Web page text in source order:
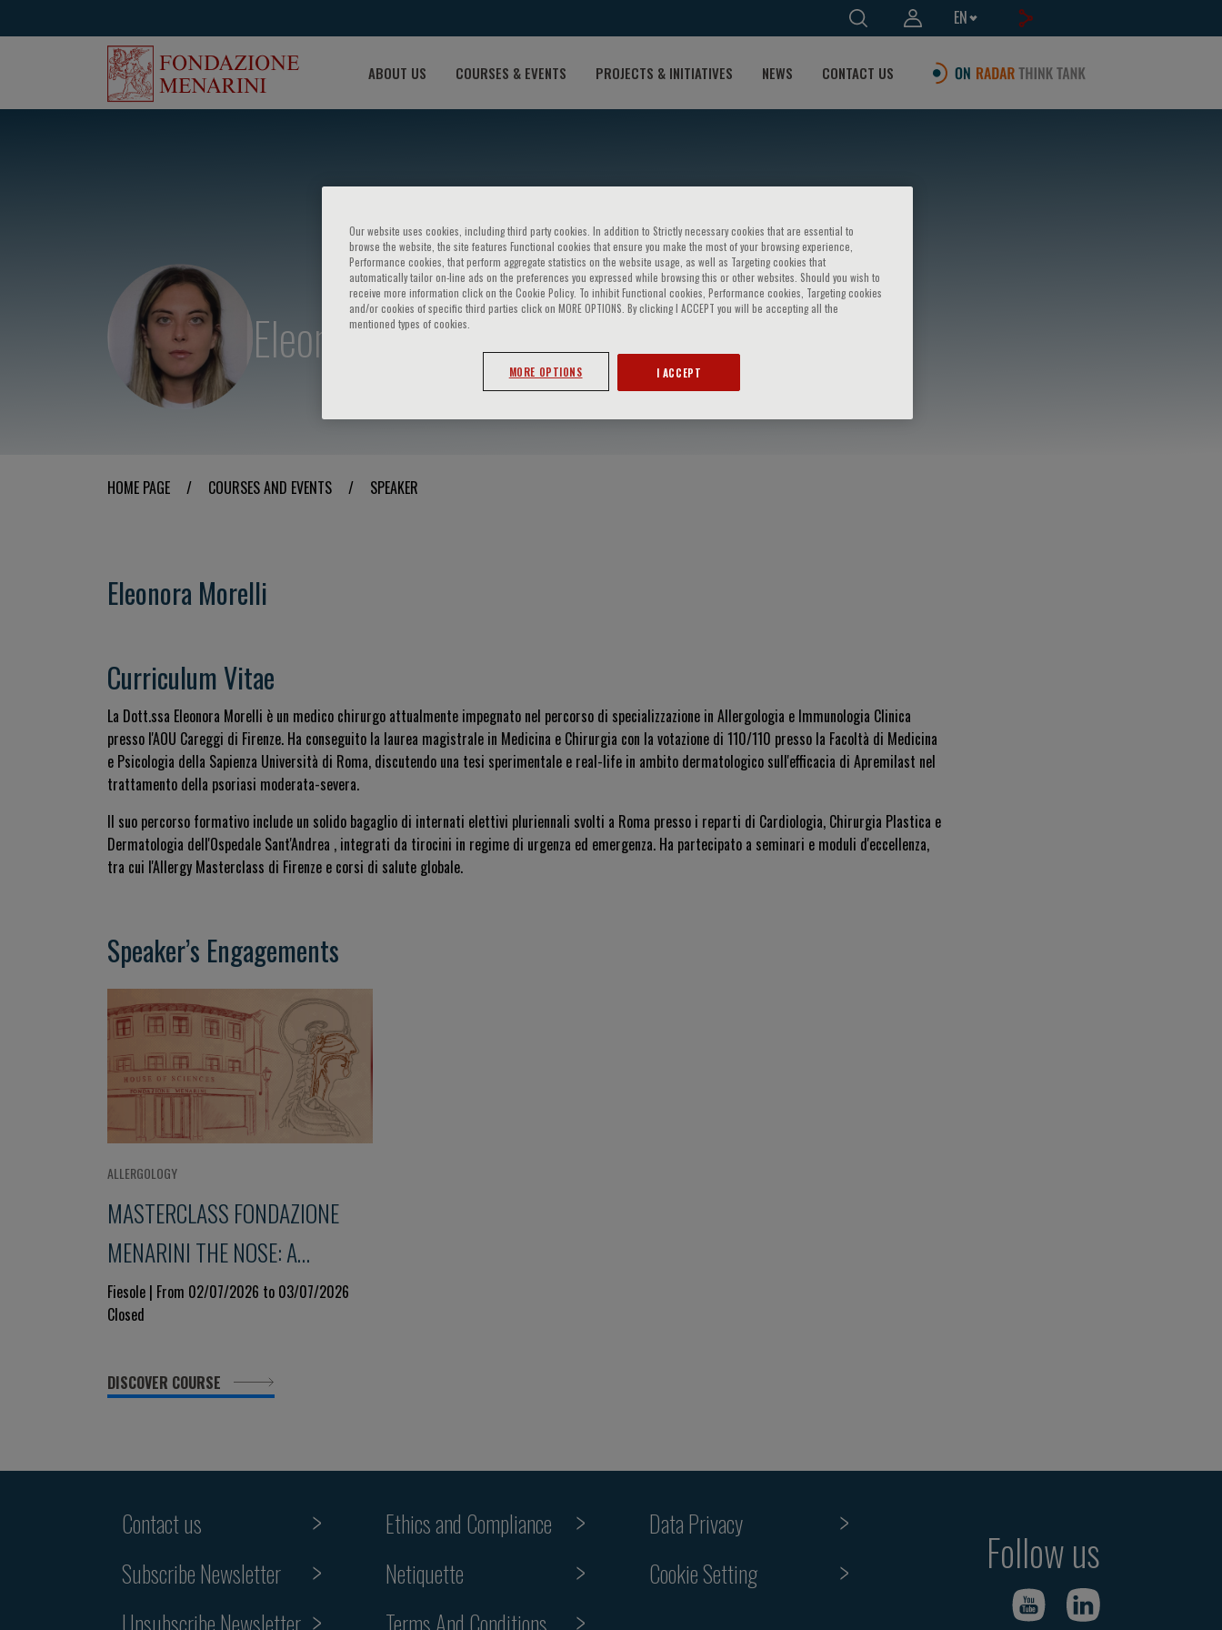
EN
ABOUT US COURSES & EVENTS PROJECTS & INITIATIVES NEWS CONTACT US
Eleonora Morelli
HOME PAGE / COURSES AND EVENTS / SPEAKER
Eleonora Morelli
Curriculum Vitae
La Dott.ssa Eleonora Morelli è un medico chirurgo attualmente impegnato nel percorso di specializzazione in Allergologia e Immunologia Clinica
presso l'AOU Careggi di Firenze. Ha conseguito la laurea magistrale in Medicina e Chirurgia con la votazione di 110/110 presso la Facoltà di Medicina
e Psicologia della Sapienza Università di Roma, discutendo una tesi sperimentale e real-life in ambito dermatologico sull'efficacia di Apremilast nel
trattamento della psoriasi moderata-severa.
Il suo percorso formativo include un solido bagaglio di internati elettivi pluriennali svolti a Roma presso i reparti di Cardiologia, Chirurgia Plastica e
Dermatologia dell'Ospedale Sant'Andrea , integrati da tirocini in regime di urgenza ed emergenza. Ha partecipato a seminari e moduli d'eccellenza,
tra cui l'Allergy Masterclass di Firenze e corsi di salute globale.
Speaker’s Engagements
ALLERGOLOGY
MASTERCLASS FONDAZIONE
MENARINI THE NOSE: A
WINDOW TO THE LUNG And... a
glimpse into the immune system
9th Edition
Fiesole | From 02/07/2026 to 03/07/2026
Closed
DISCOVER COURSE
Contact us
Subscribe Newsletter
Unsubscribe Newsletter
Ethics and Compliance
Netiquette
Terms And Conditions
Data Privacy
Cookie Setting
Follow us
Our website uses cookies, including third party cookies. In addition to Strictly necessary cookies that are essential to
browse the website, the site features Functional cookies that ensure you make the most of your browsing experience,
Performance cookies, that perform aggregate statistics on the website usage, as well as Targeting cookies that
automatically tailor on-line ads on the preferences you expressed while browsing this or other websites. Should you wish to
receive more information click on the Cookie Policy. To inhibit Functional cookies, Performance cookies, Targeting cookies
and/or cookies of specific third parties click on MORE OPTIONS. By clicking I ACCEPT you will be accepting all the
mentioned types of cookies.
MORE OPTIONS I ACCEPT